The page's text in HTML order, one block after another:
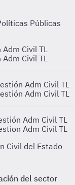
Públicas
Civil TL
Civil TL
Adm Civil TL
Adm Civil TL
Adm Civil TL
Adm Civil TL
Civil del Estado
del sector